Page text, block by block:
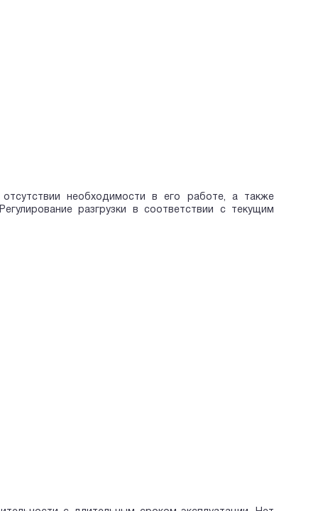
отсутствии необходимости в его работе, а также
разгрузки в соответствии с текущим